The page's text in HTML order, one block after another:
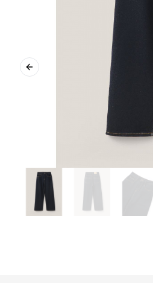
Previous slide